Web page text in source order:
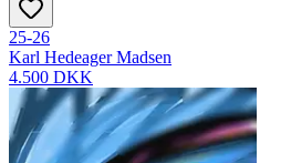
25-26
Karl Hedeager Madsen
4.500 DKK